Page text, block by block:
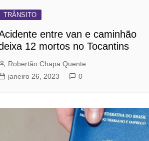
TRÂNSITO
entre van e caminhão
12 mortos no Tocantins
Robertão Chapa Quente
janeiro 26, 2023
0